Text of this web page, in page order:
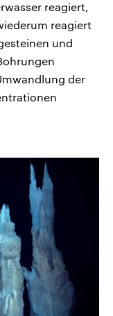
reagiert,
reagiert
und
der